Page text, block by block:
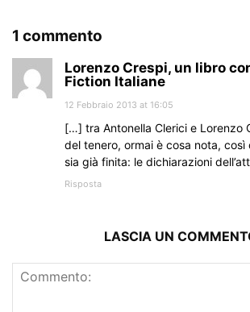
1 commento
Lorenzo Crespi, un libro
Fiction Italiane
12 Febbraio 2013 at 16:05
[…] tra Antonella Clerici e Lorenzo
del tenero, ormai è cosa nota,
sia già finita: le dichiarazioni
Risposta
LASCIA UN